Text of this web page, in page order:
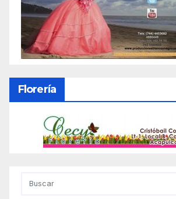
Florería